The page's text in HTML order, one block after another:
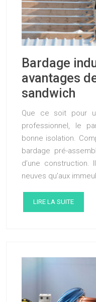
Bardage
avantages
sandwich
Que ce soit pour
professionnel, le
bonne isolation.
bardage pré-
d’une
neuves qu’aux
LIRE LA SUITE